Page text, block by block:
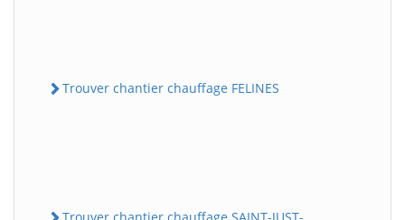
Trouver chantier chauffage FELINES